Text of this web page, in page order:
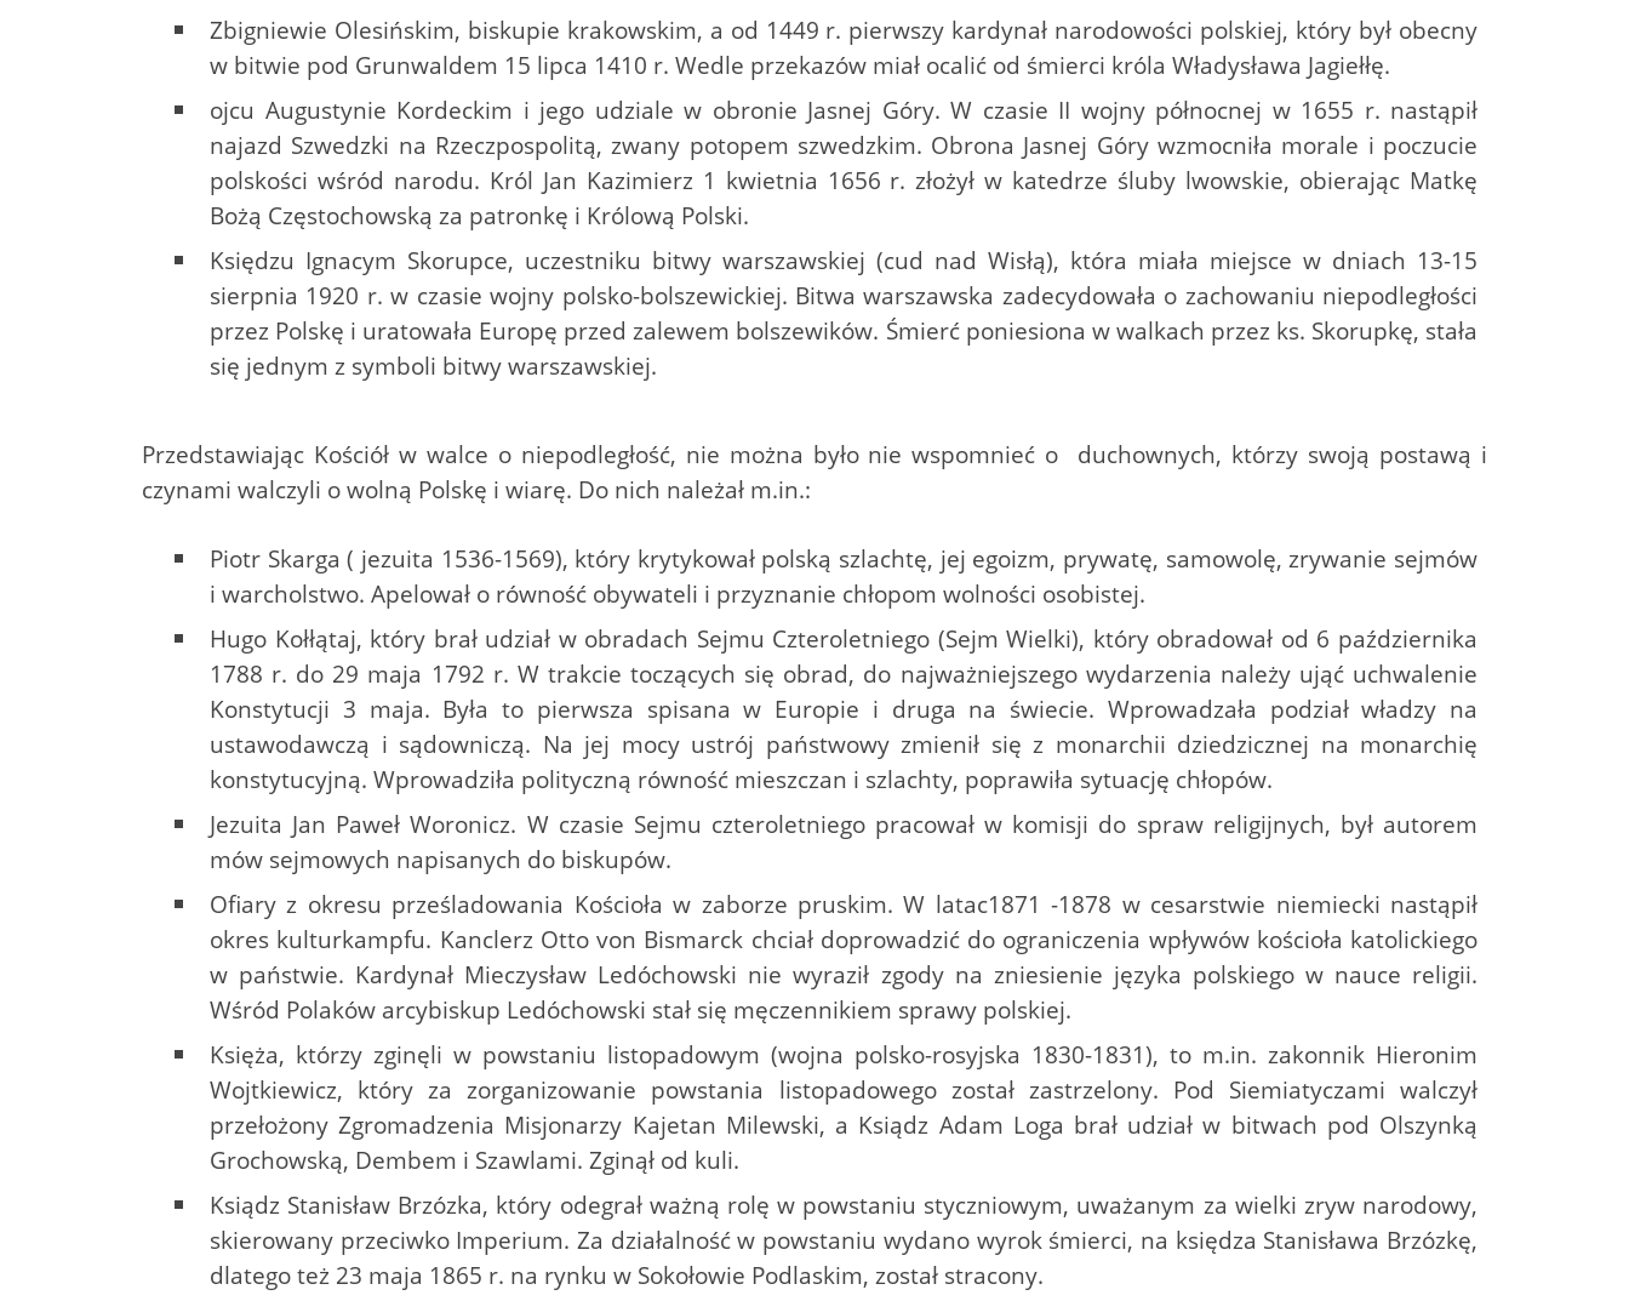
Zbigniewie Olesińskim, biskupie krakowskim, a od 1449 r. pierwszy kardynał narodowości polskiej, który był obecny
w bitwie pod Grunwaldem 15 lipca 1410 r. Wedle przekazów miał ocalić od śmierci króla Władysława Jagiełłę.
ojcu Augustynie Kordeckim i jego udziale w obronie Jasnej Góry. W czasie II wojny północnej w 1655 r. nastąpił
najazd Szwedzki na Rzeczpospolitą, zwany potopem szwedzkim. Obrona Jasnej Góry wzmocniła morale i poczucie
polskości wśród narodu. Król Jan Kazimierz 1 kwietnia 1656 r. złożył w katedrze śluby lwowskie, obierając Matkę
Bożą Częstochowską za patronkę i Królową Polski.
Księdzu Ignacym Skorupce, uczestniku bitwy warszawskiej (cud nad Wisłą), która miała miejsce w dniach 13-15
sierpnia 1920 r. w czasie wojny polsko-bolszewickiej. Bitwa warszawska zadecydowała o zachowaniu niepodległości
przez Polskę i uratowała Europę przed zalewem bolszewików. Śmierć poniesiona w walkach przez ks. Skorupkę, stała
się jednym z symboli bitwy warszawskiej.
Przedstawiając Kościół w walce o niepodległość, nie można było nie wspomnieć o duchownych, którzy swoją postawą i
czynami walczyli o wolną Polskę i wiarę. Do nich należał m.in.:
Piotr Skarga ( jezuita 1536-1569), który krytykował polską szlachtę, jej egoizm, prywatę, samowolę, zrywanie sejmów
i warcholstwo. Apelował o równość obywateli i przyznanie chłopom wolności osobistej.
Hugo Kołłątaj, który brał udział w obradach Sejmu Czteroletniego (Sejm Wielki), który obradował od 6 października
1788 r. do 29 maja 1792 r. W trakcie toczących się obrad, do najważniejszego wydarzenia należy ująć uchwalenie
Konstytucji 3 maja. Była to pierwsza spisana w Europie i druga na świecie. Wprowadzała podział władzy na
ustawodawczą i sądowniczą. Na jej mocy ustrój państwowy zmienił się z monarchii dziedzicznej na monarchię
konstytucyjną. Wprowadziła polityczną równość mieszczan i szlachty, poprawiła sytuację chłopów.
Jezuita Jan Paweł Woronicz. W czasie Sejmu czteroletniego pracował w komisji do spraw religijnych, był autorem
mów sejmowych napisanych do biskupów.
Ofiary z okresu prześladowania Kościoła w zaborze pruskim. W latac1871 -1878 w cesarstwie niemiecki nastąpił
okres kulturkampfu. Kanclerz Otto von Bismarck chciał doprowadzić do ograniczenia wpływów kościoła katolickiego
w państwie. Kardynał Mieczysław Ledóchowski nie wyraził zgody na zniesienie języka polskiego w nauce religii.
Wśród Polaków arcybiskup Ledóchowski stał się męczennikiem sprawy polskiej.
Księża, którzy zginęli w powstaniu listopadowym (wojna polsko-rosyjska 1830-1831), to m.in. zakonnik Hieronim
Wojtkiewicz, który za zorganizowanie powstania listopadowego został zastrzelony. Pod Siemiatyczami walczył
przełożony Zgromadzenia Misjonarzy Kajetan Milewski, a Ksiądz Adam Loga brał udział w bitwach pod Olszynką
Grochowską, Dembem i Szawlami. Zginął od kuli.
Ksiądz Stanisław Brzózka, który odegrał ważną rolę w powstaniu styczniowym, uważanym za wielki zryw narodowy,
skierowany przeciwko Imperium. Za działalność w powstaniu wydano wyrok śmierci, na księdza Stanisława Brzózkę,
dlatego też 23 maja 1865 r. na rynku w Sokołowie Podlaskim, został stracony.